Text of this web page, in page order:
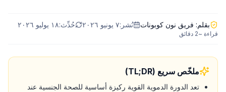
بقلم: فريق نون كوبونات نُشر:٧ يونيو ٢٠٢٦ حُدِّث:١٨ يوليو ٢٠٢٦
قراءة ~2 دقائق
ملخّص سريع (TL;DR)
تعد الدورة الدموية القوية ركيزة أساسية للصحة الجنسية عند